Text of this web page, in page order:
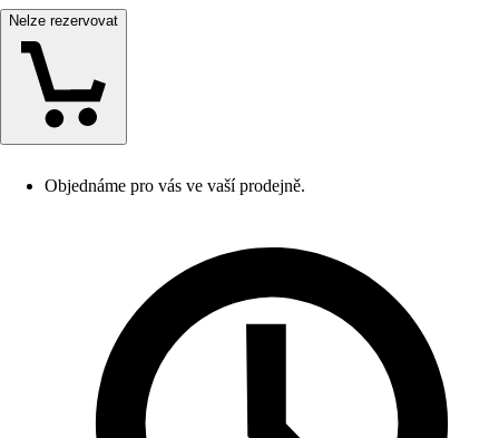
Nelze rezervovat
Objednáme pro vás ve vaší prodejně.